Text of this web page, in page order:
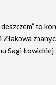
deszczem” to
Złakowa
Sagi